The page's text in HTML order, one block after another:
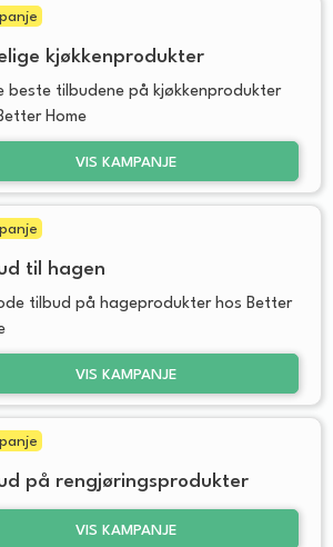
kjøkkenprodukter
beste tilbudene på kjøkkenprodukter
Home
VIS KAMPANJE
til hagen
tilbud på hageprodukter hos Better
VIS KAMPANJE
på rengjøringsprodukter
VIS KAMPANJE